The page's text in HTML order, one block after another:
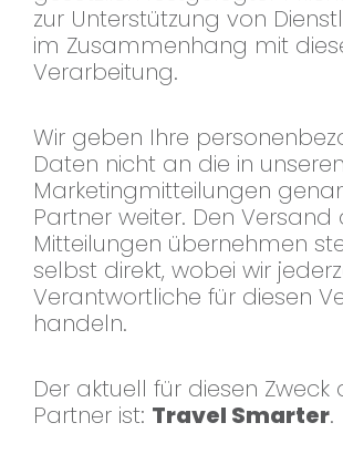
zur Unterstützung von
im Zusammenhang mit
Verarbeitung.
Wir geben Ihre
Daten nicht an die in unseren
Marketingmitteilungen
Partner weiter. Den Versand
Mitteilungen übernehmen
selbst direkt, wobei wir
Verantwortliche für diesen
handeln.
Der aktuell für diesen Zweck
Partner ist: Travel Smarter.